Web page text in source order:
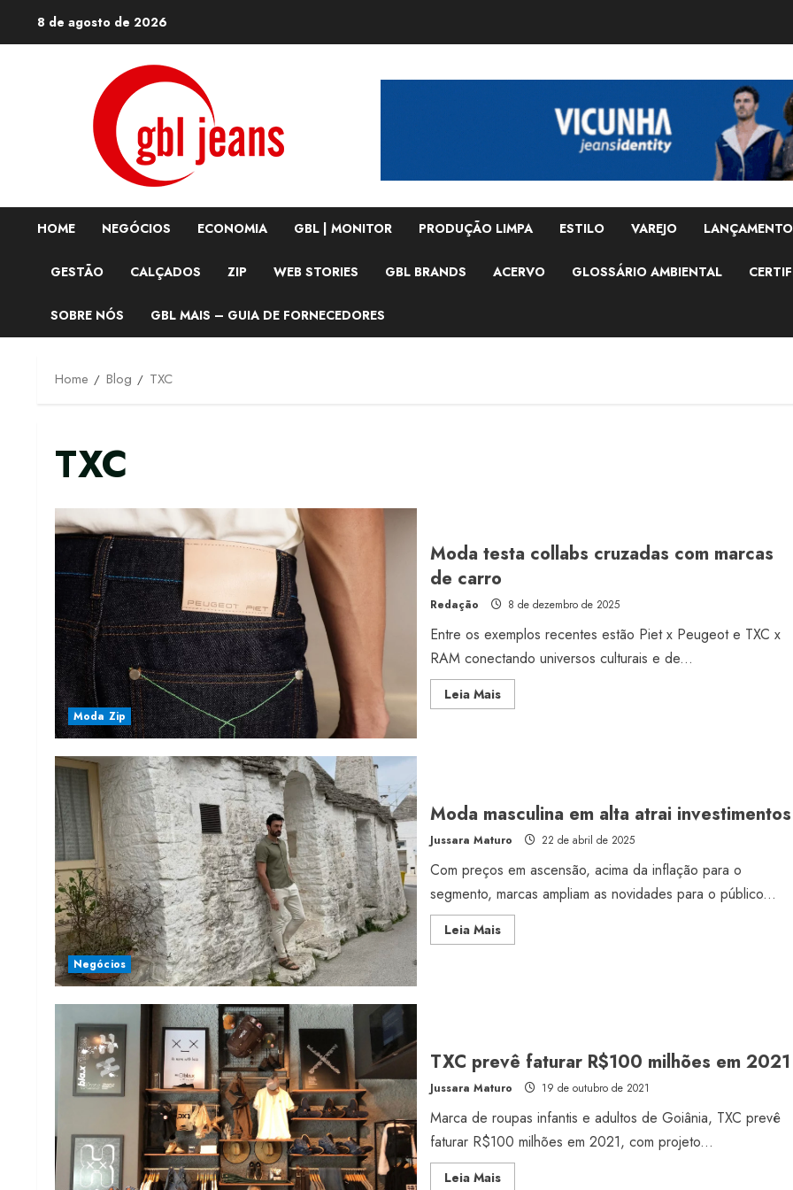
8 de agosto de 2026
HOME NEGÓCIOS ECONOMIA GBL | MONITOR PRODUÇÃO LIMPA ESTILO VAREJO
GESTÃO CALÇADOS ZIP WEB STORIES GBL BRANDS ACERVO GLOSSÁRIO AMBIENTAL
SOBRE NÓS GBL MAIS – GUIA DE FORNECEDORES
Home Blog TXC
TXC
Moda Zip
Moda testa collabs cruzadas com marcas
de carro
Redação 8 de dezembro de 2025
Entre os exemplos recentes estão Piet x Peugeot e TXC x
RAM conectando universos culturais e de...
Leia MaisRead
more
carro
Negócios
Moda masculina em alta atrai investimentos
Jussara Maturo 22 de abril de 2025
Com preços em ascensão, acima da inflação para o
segmento, marcas ampliam as novidades para o público...
Leia MaisRead
more
TXC prevê faturar R$100 milhões em 2021
Jussara Maturo 19 de outubro de 2021
Marca de roupas infantis e adultos de Goiânia, TXC prevê
faturar R$100 milhões em 2021, com projeto...
Leia MaisRead